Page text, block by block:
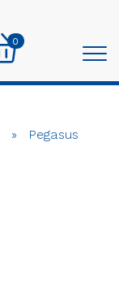
0
»
Pegasus